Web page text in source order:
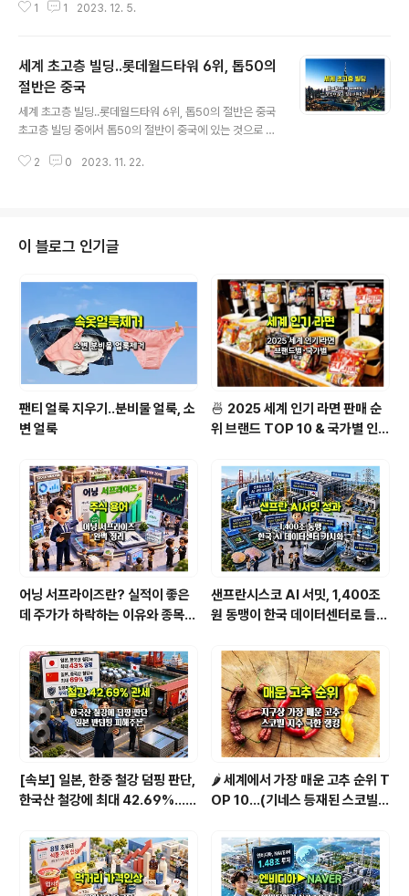
도 너무하다 싶은 사연, 또 나왔습니다. 이번엔 돈가스집인
총 5인분을 시켰으니 공짜로 돈가스 5장을 달라는 겁니다.
자영업자 커뮤니티에 글을 올린 식당 주인은, "요청 사항
보는 순간 목덜미가 뻐근해졌고 결국 주문을 취소했다"고
적었습니다. 그러자 해당 고객으로부터 허락 없이 주문을
고요. 결국 업주가 "업무 방해로 고소한다"고 경고한 뒤에
1 1 2023. 12. 5.
세계 초고층 빌딩..롯데월드타워 6위, 톱50의
절반은 중국
세계 초고층 빌딩..롯데월드타워 6위, 톱50의 절반은 중국
초고층 빌딩 중에서 톱50의 절반이 중국에 있는 것으로 조
계 6위를 기록했습니다. 20일 니혼게이자이신문이 세계
조사됐습니다. 미국이 8개로 2위를 차지했고 아랍에미리
트(UAE)가 4개 건물을 보유한 것으로 조사됐습니다. 200
20년 만에 크게 역전된 것입니다. 세계 3위로 632m인 상
하이타워가 2015년 완공되었고, 2016년 광저우 CTF 파
이낸스 센터(530m..
2 0 2023. 11. 22.
이 블로그 인기글
팬티 얼룩 지우기..분비물 얼룩, 소
변 얼룩
🍜 2025 세계 인기 라면 판매 순
위 브랜드 TOP 10 & 국가별 인기
어닝 서프라이즈란? 실적이 좋은
데 주가가 하락하는 이유와 종목
샌프란시스코 AI 서밋, 1,400조
원 동맹이 한국 데이터센터로 들어
[속보] 일본, 한중 철강 덤핑 판단,
한국산 철강에 최대 42.69%…직
🌶️ 세계에서 가장 매운 고추 순위 T
OP 10...(기네스 등재된 스코빌